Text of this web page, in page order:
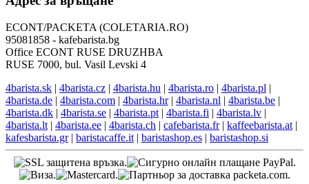
ECONT/PACKETA (COLETARIA.RO)
95081858 - kafebarista.bg
Office ECONT RUSE DRUZHBA
RUSE 7000, bul. Vasil Levski 4
4barista.sk | 4barista.cz | 4barista.hu | 4barista.ro | 4barista.pl |
4barista.de | 4barista.com | 4barista.hr| 4barista.nl | 4barista.be |
4barista.dk | 4barista.se | 4barista.pt | 4barista.fi | 4barista.lv |
4barista.lt | 4barista.ee | 4barista.ch | cafebarista.fr| kaffeebarista.at |
kafesbarista.gr| baristacaffe.it | baristashop.es | baristashop.si